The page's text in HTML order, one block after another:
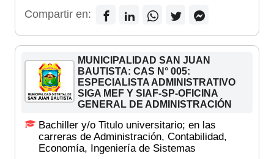
Compartir en:
MUNICIPALIDAD SAN JUAN
BAUTISTA: CAS N° 005:
ESPECIALISTA ADMINISTRATIVO
SIGA MEF Y SIAF-SP-OFICINA
GENERAL DE ADMINISTRACIÓN
Bachiller y/o Titulo universitario; en las
carreras de Administración, Contabilidad,
Economía, Ingeniería de Sistemas